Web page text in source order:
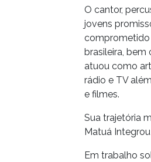
O cantor,
jovens
comprometido
brasileira,
atuou como
rádio e TV
e filmes.
Sua trajetória
Matuá
Em trabalho